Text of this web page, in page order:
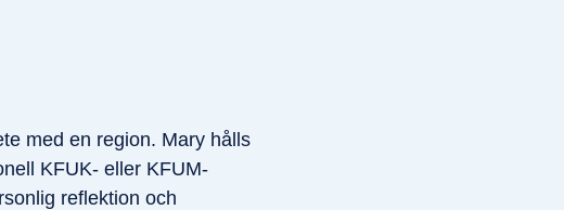
med en region. Mary hålls
KFUK- eller KFUM-
reflektion och